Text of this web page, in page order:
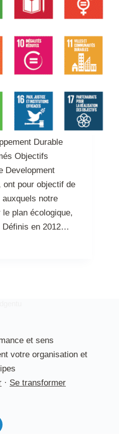
Durable
Objectifs
Development
ont pour objectif de
notre
plan écologique,
Définis en 2012…
et sens
votre organisation et
· Se transformer